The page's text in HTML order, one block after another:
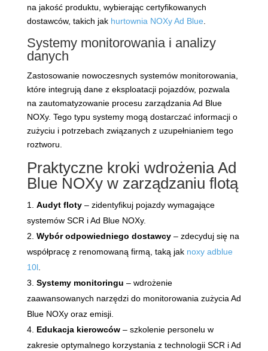
na jakość produktu, wybierając certyfikowanych
dostawców, takich jak hurtownia NOXy Ad Blue.
Systemy monitorowania i analizy
danych
Zastosowanie nowoczesnych systemów monitorowania,
które integrują dane z eksploatacji pojazdów, pozwala
na zautomatyzowanie procesu zarządzania Ad Blue
NOXy. Tego typu systemy mogą dostarczać informacji o
zużyciu i potrzebach związanych z uzupełnianiem tego
roztworu.
Praktyczne kroki wdrożenia Ad
Blue NOXy w zarządzaniu flotą
Audyt floty– zidentyfikuj pojazdy wymagające
systemów SCR i Ad Blue NOXy.
Wybór odpowiedniego dostawcy– zdecyduj się na
współpracę z renomowaną firmą, taką jak noxy adblue
10l.
Systemy monitoringu – wdrożenie
zaawansowanych narzędzi do monitorowania zużycia Ad
Blue NOXy oraz emisji.
Edukacja kierowców– szkolenie personelu w
zakresie optymalnego korzystania z technologii SCR i Ad